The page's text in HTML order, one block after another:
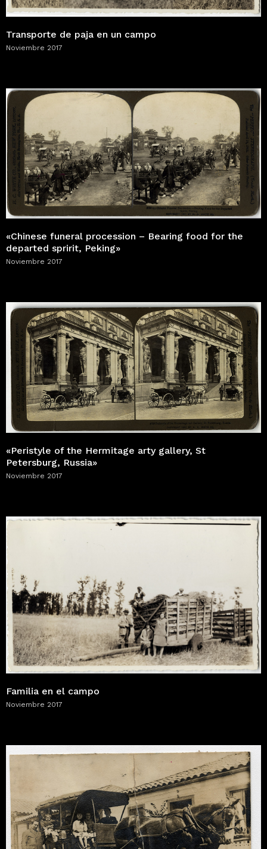
Transporte de paja en un campo
Noviembre 2017
«Chinese funeral procession – Bearing food for the
departed spririt, Peking»
Noviembre 2017
«Peristyle of the Hermitage arty gallery, St
Petersburg, Russia»
Noviembre 2017
Familia en el campo
Noviembre 2017